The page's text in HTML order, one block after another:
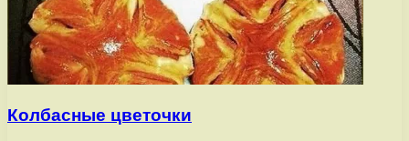
Колбасные цветочки